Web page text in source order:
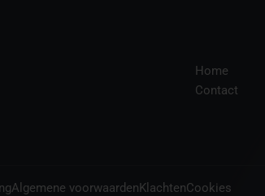
Home
Contact
Algemene voorwaardenKlachtenCookies